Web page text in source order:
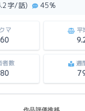
字/話) 45%
マ 平
者数 週